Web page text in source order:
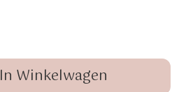
In Winkelwagen